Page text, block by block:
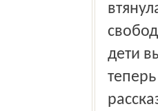
дети